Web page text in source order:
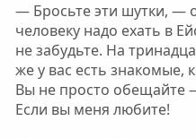
— Бросьте эти шутки, —
человеку надо ехать в
не забудьте. На
же у вас есть знакомые,
Вы не просто обещайте
Если вы меня любите!